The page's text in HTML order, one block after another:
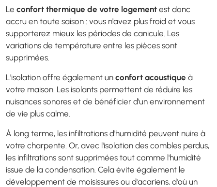
Le confort thermique de votre logement est donc
accru en toute saison : vous n'avez plus froid et vous
supporterez mieux les périodes de canicule. Les
variations de température entre les pièces sont
supprimées.
L'isolation offre également un confort acoustique à
votre maison. Les isolants permettent de réduire les
nuisances sonores et de bénéficier d'un environnement
de vie plus calme.
À long terme, les infiltrations d'humidité peuvent nuire à
votre charpente. Or, avec l'isolation des combles perdus,
les infiltrations sont supprimées tout comme l'humidité
issue de la condensation. Cela évite également le
développement de moisissures ou d'acariens, d'où un